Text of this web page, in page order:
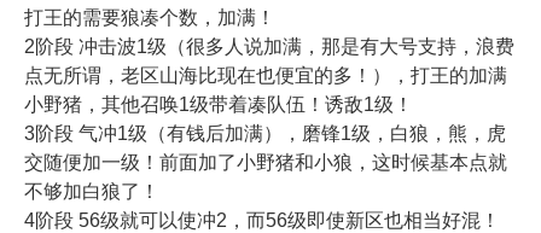
打王的需要狼凑个数，加满！
2阶段 冲击波1级（很多人说加满，那是有大号支持，浪费
点无所谓，老区山海比现在也便宜的多！），打王的加满
小野猪，其他召唤1级带着凑队伍！诱敌1级！
3阶段 气冲1级（有钱后加满），磨锋1级，白狼，熊，虎
交随便加一级！前面加了小野猪和小狼，这时候基本点就
不够加白狼了！
4阶段 56级就可以使冲2，而56级即使新区也相当好混！